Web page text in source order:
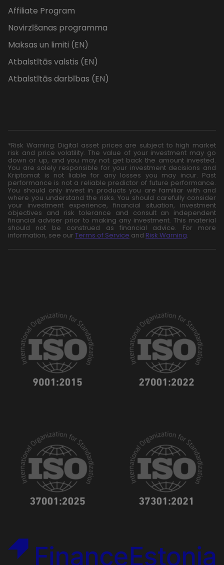
Affiliate Program
Novirzīšanas programma
Maksas un limiti (EN)
Atbalstītās valstis (EN)
Atbalstītās darbības (EN)
*Risk Warning: Digital asset prices are subject to high market
risk and price volatility. The value of your investment may go
down or up, and you may not get back the amount invested.
You are solely responsible for your investment decisions and
Kriptomat is not liable for any losses you may incur. Past
performance is not a reliable predictor of future performance.
You should only invest in products you are familiar with and
where you understand the risks. You should carefully consider
your investment experience, financial situation, investment
objectives and risk tolerance and consult an independent
financial adviser prior to making any investment. This material
should not be construed as financial advice. For more
information, see our Terms of Service and Risk Warning.